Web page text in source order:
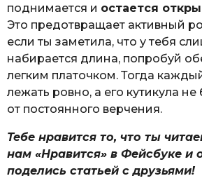
поднимается и остается
Это предотвращает активный
если ты заметила, что у тебя
набирается длина, попробуй
легким платочком. Тогда
лежать ровно, а его кутикула не
от постоянного верчения.
Тебе нравится то, что ты
нам «Нравится» в Фейсбуке и
поделись статьей с друзьями!